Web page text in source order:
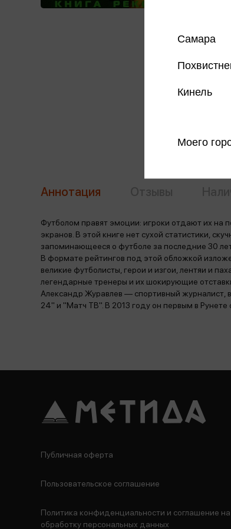
Аннотация
Футболом правят эмоции: игроки отдают их на
экранов. В этой книге нет сухой статистики,
запоминающееся о футболе за последние 30
В формате рейтингов под этой обложкой
великие футболисты, герои и изгои, лентяи и
легендарные тренеры и их шокирующие
Александр Журавлев — спортивный журналист,
24" и "Матч ТВ". В 2013 году он первым в
Самара
Кинель
Моего
Публичная оферта
Пользовательское соглашение
Политика конфиденциальности и соглашение на
обработку персональных данных